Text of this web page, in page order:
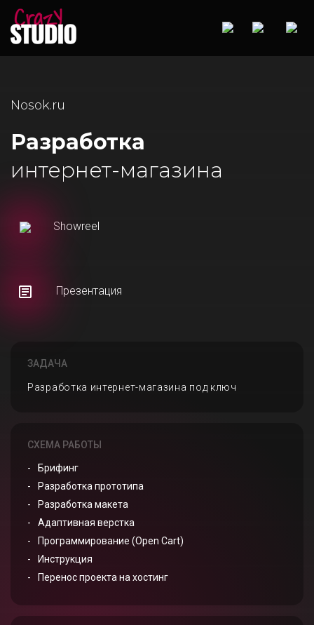
Nosok.ru
Разработка
интернет-магазина
Showreel
Презентация
ЗАДАЧА
Разработка интернет-магазина под ключ
СХЕМА РАБОТЫ
Брифинг
Разработка прототипа
Разработка макета
Адаптивная верстка
Программирование (Open Cart)
Инструкция
Перенос проекта на хостинг